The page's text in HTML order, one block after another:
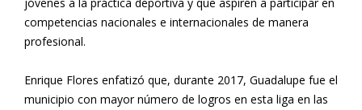
jóvenes a la práctica deportiva y que aspiren a participar en
competencias nacionales e internacionales de manera
profesional.
Enrique Flores enfatizó que, durante 2017, Guadalupe fue el
municipio con mayor número de logros en esta liga en las